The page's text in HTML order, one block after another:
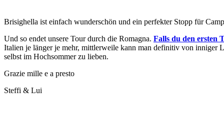
Brisighella ist einfach wunderschön und ein perfekter Stopp für
Und so endet unsere Tour durch die Romagna. Falls du den ersten
Italien je länger je mehr, mittlerweile kann man definitiv von inniger
selbst im Hochsommer zu lieben.
Grazie mille e a presto
Steffi & Lui